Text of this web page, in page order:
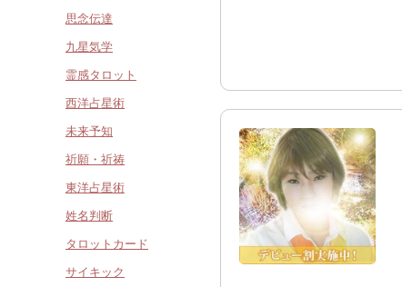
思念伝達
九星気学
霊感タロット
西洋占星術
未来予知
祈願・祈祷
東洋占星術
姓名判断
タロットカード
サイキック